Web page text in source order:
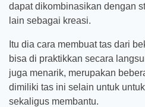
dapat dikombinasikan dengan
lain sebagai kreasi.
Itu dia cara membuat tas dari
bisa di praktikkan secara
juga menarik, merupakan
dimiliki tas ini selain untuk
sekaligus membantu.